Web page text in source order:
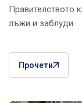
Правителството
лъжи и заблуди
Прочети